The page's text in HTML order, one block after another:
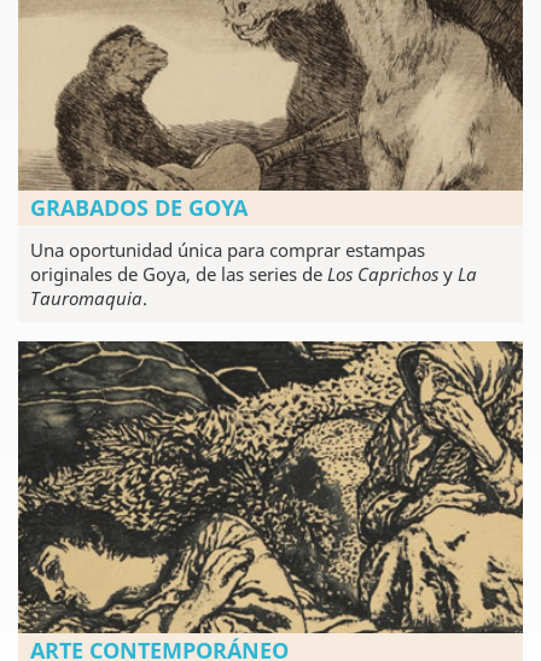
GRABADOS DE GOYA
Una oportunidad única para comprar estampas
originales de Goya, de las series de Los Caprichos y La
Tauromaquia.
ARTE CONTEMPORÁNEO